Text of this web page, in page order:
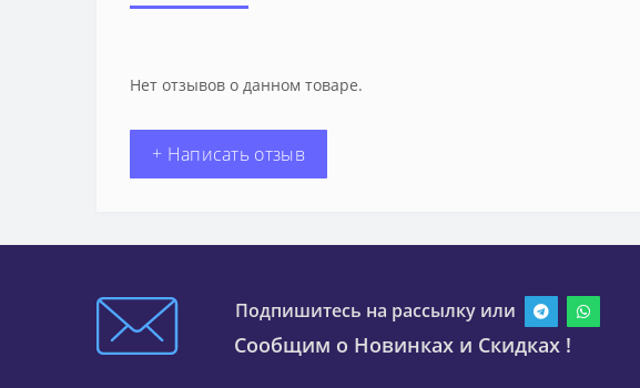
Нет отзывов о данном товаре.
+ Написать отзыв
Подпишитесь на рассылку или
Сообщим о Новинках и Скидках !